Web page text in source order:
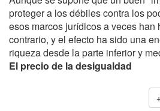
proteger a los débiles contra los
esos marcos jurídicos a veces han
contrario, y el efecto ha sido una
riqueza desde la parte inferior y
El precio de la desigualdad